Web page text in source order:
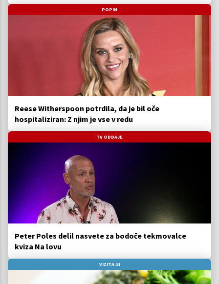
POPIN
Reese Witherspoon potrdila, da je bil oče
hospitaliziran: Z njim je vse v redu
TV ODDAJE
Peter Poles delil nasvete za bodoče tekmovalce
kviza Na lovu
VIZITA.SI